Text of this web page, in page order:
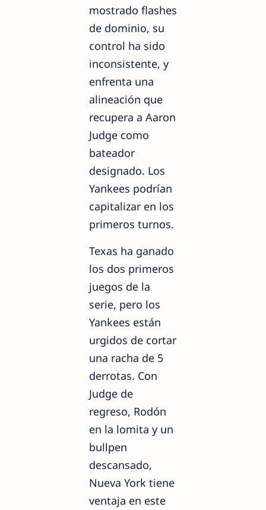
mostrado flashes
de dominio, su
control ha sido
inconsistente, y
enfrenta una
alineación que
recupera a Aaron
Judge como
bateador
designado. Los
Yankees podrían
capitalizar en los
primeros turnos.
Texas ha ganado
los dos primeros
juegos de la
serie, pero los
Yankees están
urgidos de cortar
una racha de 5
derrotas. Con
Judge de
regreso, Rodón
en la lomita y un
bullpen
descansado,
Nueva York tiene
ventaja en este